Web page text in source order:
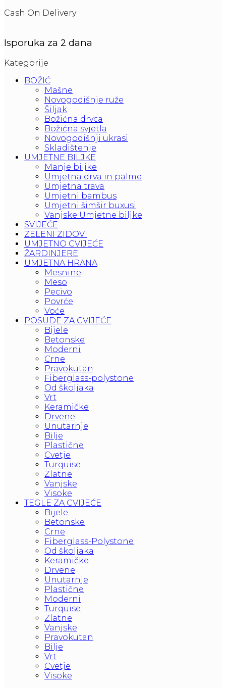
Cash On Delivery
Isporuka za 2 dana
Kategorije
BOŽIĆ
Mašne
Novogodišnje ruže
Šiljak
Božićna drvca
Božićna svjetla
Novogodišnji ukrasi
Skladištenje
UMJETNE BILJKE
Manje biljke
Umjetna drva in palme
Umjetna trava
Umjetni bambus
Umjetni šimšir buxusi
Vanjske Umjetne biljke
SVIJEĆE
ZELENI ZIDOVI
UMJETNO CVIJEĆE
ŽARDINJERE
UMJETNA HRANA
Mesnine
Meso
Pecivo
Povrće
Voće
POSUDE ZA CVIJEĆE
Bijele
Betonske
Moderni
Crne
Pravokutan
Fiberglass-polystone
Od školjaka
Vrt
Keramičke
Drvene
Unutarnje
Bilje
Plastične
Cvetje
Turquise
Zlatne
Vanjske
Visoke
TEGLE ZA CVIJEĆE
Bijele
Betonske
Crne
Fiberglass-Polystone
Od školjaka
Keramičke
Drvene
Unutarnje
Plastične
Moderni
Turquise
Zlatne
Vanjske
Pravokutan
Bilje
Vrt
Cvetje
Visoke